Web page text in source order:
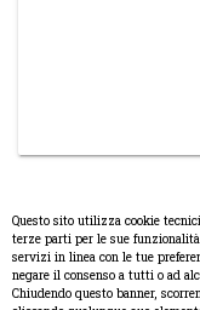
© Copyright 2008-
Questo sito utilizza cookie
terze parti per le sue
servizi in linea con le tue
negare il consenso a tutti o ad
Chiudendo questo banner,